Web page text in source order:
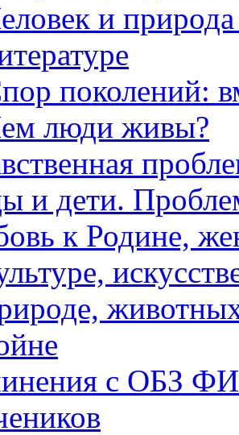
и
поколений:
люди живы?
и дети.
к Родине,
с ОБЗ